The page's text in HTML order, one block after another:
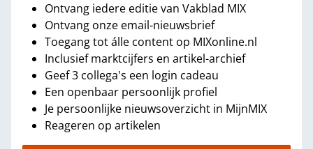
Ontvang iedere editie van Vakblad MIX
Ontvang onze email-nieuwsbrief
Toegang tot álle content op MIXonline.nl
Inclusief marktcijfers en artikel-archief
Geef 3 collega's een login cadeau
Een openbaar persoonlijk profiel
Je persoonlijke nieuwsoverzicht in MijnMIX
Reageren op artikelen